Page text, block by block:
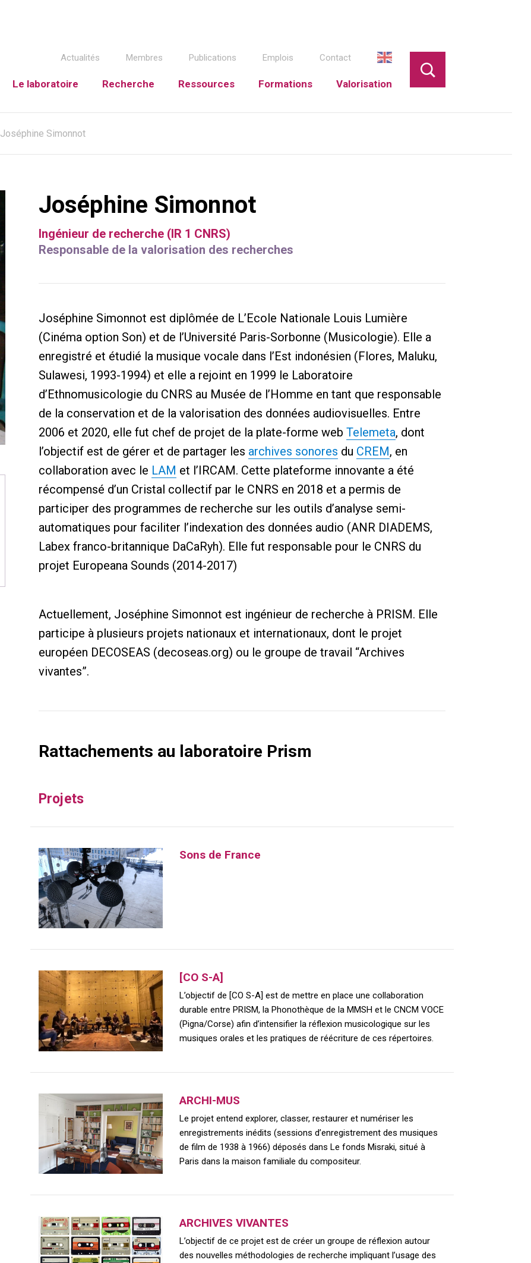
Actualités Membres Publications Emplois Contact
Le laboratoire Recherche Ressources Formations Valorisation
Joséphine Simonnot
Joséphine Simonnot
Ingénieur de recherche (IR 1 CNRS)
Responsable de la valorisation des recherches
Joséphine Simonnot est diplômée de L’Ecole Nationale Louis Lumière
(Cinéma option Son) et de l’Université Paris-Sorbonne (Musicologie). Elle a
enregistré et étudié la musique vocale dans l’Est indonésien (Flores, Maluku,
Sulawesi, 1993-1994) et elle a rejoint en 1999 le Laboratoire
d’Ethnomusicologie du CNRS au Musée de l’Homme en tant que responsable
de la conservation et de la valorisation des données audiovisuelles. Entre
2006 et 2020, elle fut chef de projet de la plate-forme web Telemeta, dont
l’objectif est de gérer et de partager les archives sonores du CREM, en
collaboration avec le LAM et l’IRCAM. Cette plateforme innovante a été
récompensé d’un Cristal collectif par le CNRS en 2018 et a permis de
participer des programmes de recherche sur les outils d’analyse semi-
automatiques pour faciliter l’indexation des données audio (ANR DIADEMS,
Labex franco-britannique DaCaRyh). Elle fut responsable pour le CNRS du
projet Europeana Sounds (2014-2017)
Actuellement, Joséphine Simonnot est ingénieur de recherche à PRISM. Elle
participe à plusieurs projets nationaux et internationaux, dont le projet
européen DECOSEAS (decoseas.org) ou le groupe de travail “Archives
vivantes”.
Rattachements au laboratoire Prism
Projets
Sons de France
[CO S-A]
L’objectif de [CO S-A] est de mettre en place une collaboration
durable entre PRISM, la Phonothèque de la MMSH et le CNCM VOCE
(Pigna/Corse) afin d’intensifier la réflexion musicologique sur les
musiques orales et les pratiques de réécriture de ces répertoires.
ARCHI-MUS
Le projet entend explorer, classer, restaurer et numériser les
enregistrements inédits (sessions d’enregistrement des musiques
de film de 1938 à 1966) déposés dans Le fonds Misraki, situé à
Paris dans la maison familiale du compositeur.
ARCHIVES VIVANTES
L’objectif de ce projet est de créer un groupe de réflexion autour
des nouvelles méthodologies de recherche impliquant l’usage des